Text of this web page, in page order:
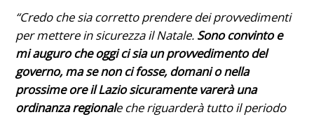
“Credo che sia corretto prendere dei provvedimenti
per mettere in sicurezza il Natale. Sono convinto e
mi auguro che oggi ci sia un provvedimento del
governo, ma se non ci fosse, domani o nella
prossime ore il Lazio sicuramente varerà una
ordinanza regionale che riguarderà tutto il periodo